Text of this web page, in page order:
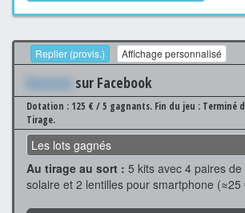
Replier (provis.) Affichage personnalisé
Xxxxxxx sur Facebook
Dotation : 125 € / 5 gagnants. Fin du jeu : Terminé
Tirage.
Les lots gagnés
Au tirage au sort : 5 kits avec 4 paires
solaire et 2 lentilles pour smartphone (≈25